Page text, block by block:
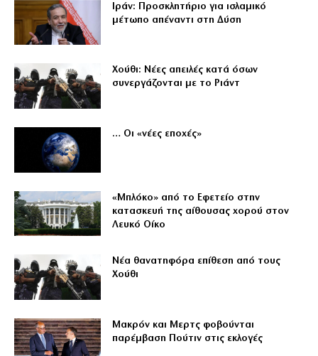
Ιράν: Προσκλητήριο για ισλαμικό
μέτωπο απέναντι στη Δύση
Χούθι: Νέες απειλές κατά όσων
συνεργάζονται με το Ριάντ
… Οι «νέες εποχές»
«Μπλόκο» από το Εφετείο στην
κατασκευή της αίθουσας χορού στον
Λευκό Οίκο
Νέα θανατηφόρα επίθεση από τους
Χούθι
Μακρόν και Μερτς φοβούνται
παρέμβαση Πούτιν στις εκλογές